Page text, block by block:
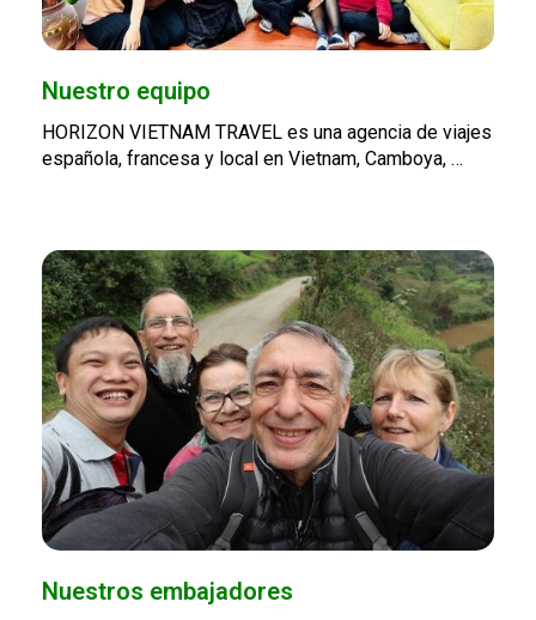
Nuestro equipo
HORIZON VIETNAM TRAVEL es una agencia de viajes
española, francesa y local en Vietnam, Camboya, …
Nuestros embajadores